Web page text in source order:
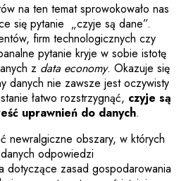
na ten temat sprowokowało nas
się pytanie „czyje są dane”.
firm technologicznych czy
pytanie kryje w sobie istotę
z data economy. Okazuje się
danych nie zawsze jest oczywisty
łatwo rozstrzygnąć, czyje są
uprawnień do danych.
newralgiczne obszary, w których
odpowiedzi
dotyczące zasad gospodarowania